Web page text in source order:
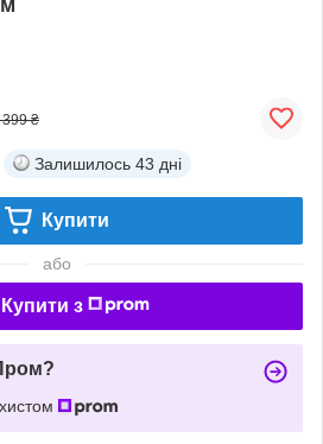
399 ₴
Залишилось 43 дні
Купити
або
Купити з